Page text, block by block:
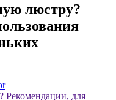
люстру?